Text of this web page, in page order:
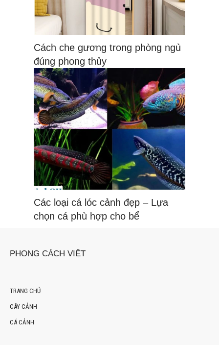
Cách che gương trong phòng ngủ
đúng phong thủy
Các loại cá lóc cảnh đẹp – Lựa
chọn cá phù hợp cho bể
PHONG CÁCH VIỆT
TRANG CHỦ
CÂY CẢNH
CÁ CẢNH